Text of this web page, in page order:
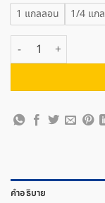
1 แกลลอน 1/4 แก
จำนวน TOA ทีโอเอ แ
คำอธิบาย